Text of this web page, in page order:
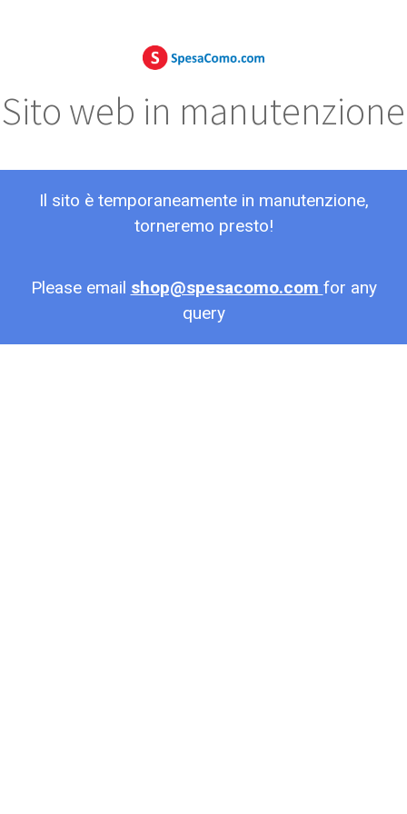
Sito web in manutenzione
Il sito è temporaneamente in manutenzione,
torneremo presto!
Please email shop@spesacomo.com for any
query